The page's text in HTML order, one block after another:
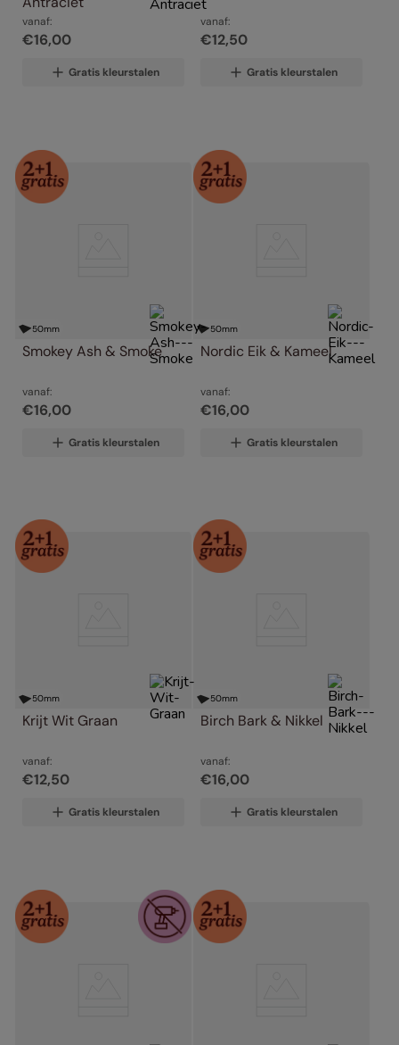
vanaf:
€16,00
Gratis kleurstalen
vanaf:
€12,50
Gratis kleurstalen
50mm
Smokey Ash & Smoke
vanaf:
€16,00
Gratis kleurstalen
50mm
Nordic Eik & Kameel
vanaf:
€16,00
Gratis kleurstalen
50mm
Krijt Wit Graan
vanaf:
€12,50
Gratis kleurstalen
50mm
Birch Bark & Nikkel
vanaf:
€16,00
Gratis kleurstalen